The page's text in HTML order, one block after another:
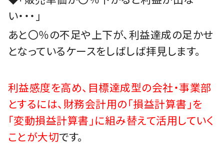
い・・・」
あと〇％の不足や上下が、利益達成の足かせ
となっているケースをしばしば拝見します。
利益感度を高め、目標達成型の会社・事業部
とするには、財務会計用の「損益計算書」を
「変動損益計算書」に組み替えて活用していく
ことが大切です。